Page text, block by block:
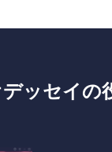
ッセイの